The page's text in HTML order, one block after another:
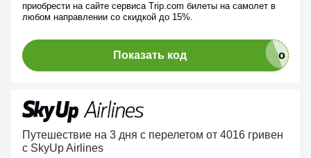
приобрести на сайте сервиса Trip.com билеты на самолет в
любом направлении со скидкой до 15%.
Показать код
Путешествие на 3 дня с перелетом от 4016 гривен
с SkyUp Airlines